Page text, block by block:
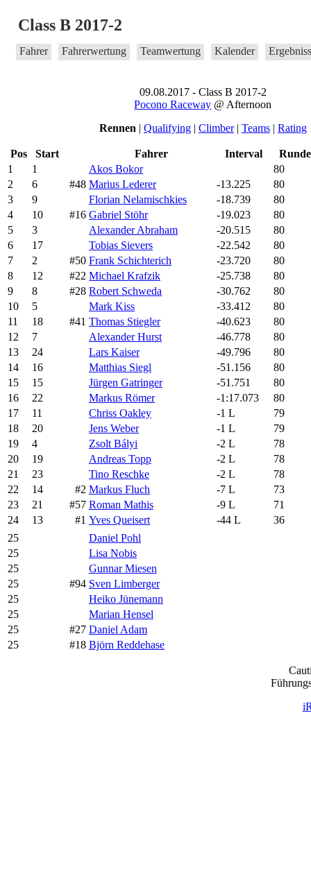
Class B 2017-2
Fahrer Fahrerwertung Teamwertung Kalender
09.08.2017 - Class B 2017-2
Pocono Raceway @ Afternoon
Rennen | Qualifying| Climber| Teams| Rating
Pos Start Fahrer Interval
1
1 Akos Bokor
80
2
6 #48 Marius Lederer -13.225
80
3
9 Florian Nelamischkies -18.739
80
4
10 #16 Gabriel Stöhr -19.023
80
5
3 Alexander Abraham -20.515
80
6
17 Tobias Sievers -22.542
80
7
2 #50 Frank Schichterich -23.720
80
8
12 #22 Michael Krafzik -25.738
80
9
8 #28 Robert Schweda -30.762
80
10
5 Mark Kiss -33.412
80
11
18 #41 Thomas Stiegler -40.623
80
12
7 Alexander Hurst -46.778
80
13
24 Lars Kaiser -49.796
80
14
16 Matthias Siegl -51.156
80
15
15 Jürgen Gatringer -51.751
80
16
22 Markus Römer -1:17.073
80
17
11 Chriss Oakley -1 L
79
18
20 Jens Weber -1 L
79
19
4 Zsolt Bályi -2 L
78
20
19 Andreas Topp -2 L
78
21
23 Tino Reschke -2 L
78
22
14 #2 Markus Fluch -7 L
73
23
21 #57 Roman Mathis -9 L
71
24
13 #1 Yves Queisert -44 L
36
25
Daniel Pohl
25
Lisa Nobis
25
Gunnar Miesen
25
#94 Sven Limberger
25
Heiko Jünemann
25
Marian Hensel
25
#27 Daniel Adam
25
#18 Björn Reddehase